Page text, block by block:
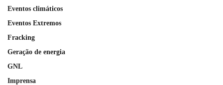
Eventos climáticos
Eventos Extremos
Fracking
Geração de energia
GNL
Imprensa